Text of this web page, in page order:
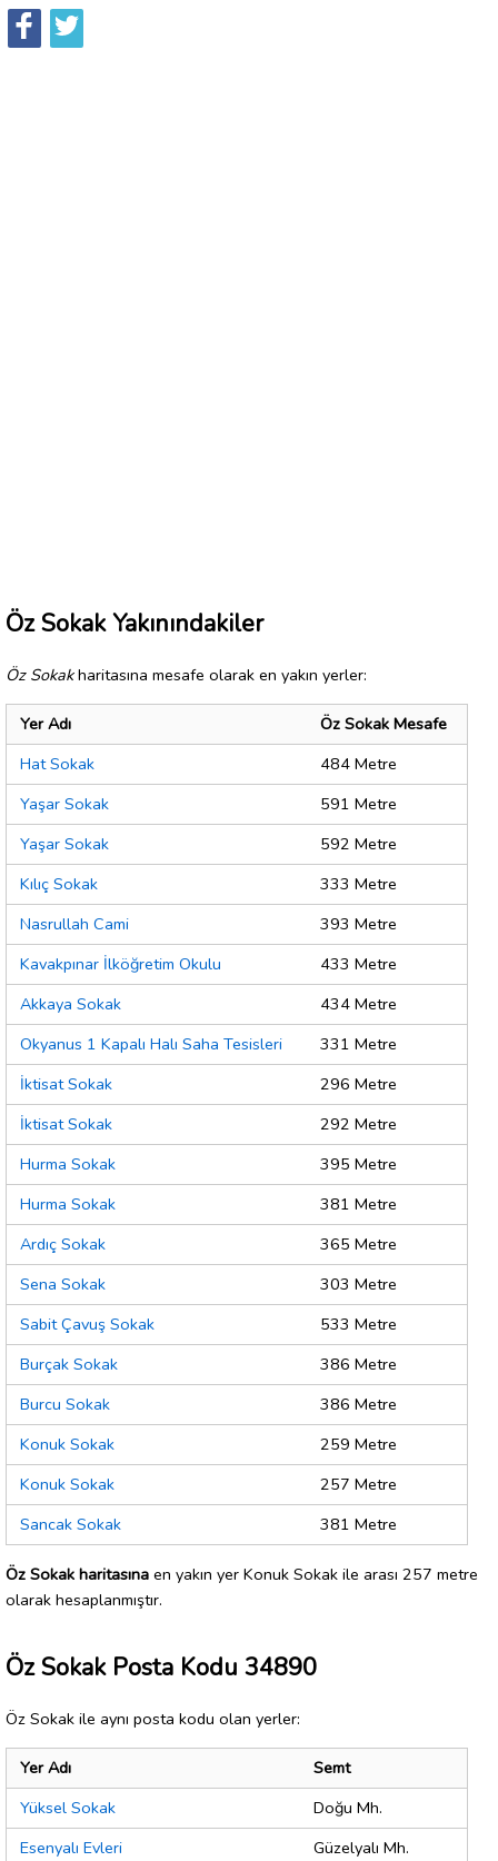
Öz Sokak Yakınındakiler
Öz Sokakharitasına mesafe olarak en yakın yerler:
Yer Adı
Öz Sokak Mesafe
Hat Sokak
484 Metre
Yaşar Sokak
591 Metre
Yaşar Sokak
592 Metre
Kılıç Sokak
333 Metre
Nasrullah Cami
393 Metre
Kavakpınar İlköğretim Okulu
433 Metre
Akkaya Sokak
434 Metre
Okyanus 1 Kapalı Halı Saha Tesisleri
331 Metre
İktisat Sokak
296 Metre
İktisat Sokak
292 Metre
Hurma Sokak
395 Metre
Hurma Sokak
381 Metre
Ardıç Sokak
365 Metre
Sena Sokak
303 Metre
Sabit Çavuş Sokak
533 Metre
Burçak Sokak
386 Metre
Burcu Sokak
386 Metre
Konuk Sokak
259 Metre
Konuk Sokak
257 Metre
Sancak Sokak
381 Metre
Öz Sokak haritasına en yakın yer Konuk Sokak ile arası 257 metre
olarak hesaplanmıştır.
Öz Sokak Posta Kodu 34890
Öz Sokak ile aynı posta kodu olan yerler:
Yer Adı
Semt
Yüksel Sokak
Doğu Mh.
Esenyalı Evleri
Güzelyalı Mh.